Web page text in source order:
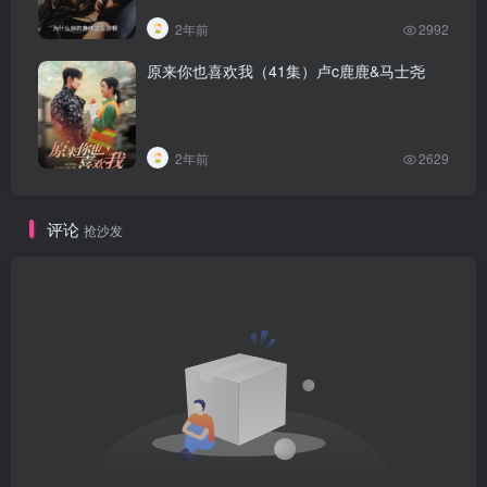
2年前 2992
原来你也喜欢我（41集）卢c鹿鹿&马士尧
2年前 2629
评论 抢沙发